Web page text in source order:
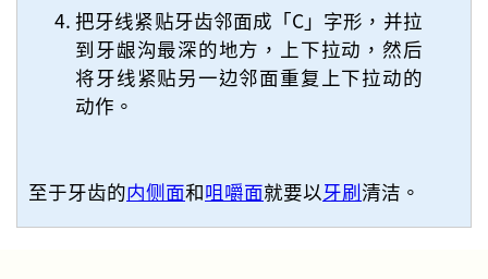
把牙线紧贴牙齿邻面成「C」字形，并拉
到牙龈沟最深的地方，上下拉动，然后
将牙线紧贴另一边邻面重复上下拉动的
动作。
至于牙齿的内侧面和咀嚼面就要以牙刷清洁。